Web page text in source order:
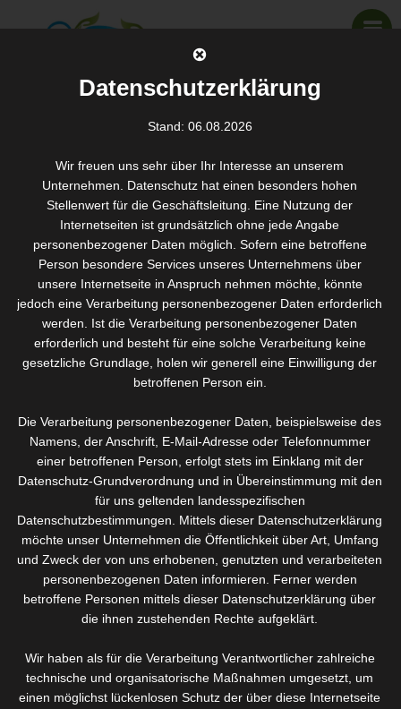
auch in Bühlertal
SANTOS WELLNESS & KOSMETIK> AKTUELLES >
Aufgrund
der starken
Nachfrage
meinen
Service
auch in
anzubieten, habe ich mich nach einer geeigneten Lokation
umgesehen.
Ich freue mich Ihnen ankündigen zu dürfen, dass ich
am 13. Januar in Bühlertal in der Hauptstraße 148
mein Studio eröffne (neben Kaffee Schnurr).
Zu einem kleinen Umtrunk am 13. Januar ab 14 Uhr sind Sie
herzlich eingeladen um auch das Studio und das erweiterte
Angebot kennen zu lernen.
telefonisch, per Whatsapp oder Mail mit mir in Verbindung.
Da ich nach wie vor auch meine Kunden betreue die nicht mehr
Datenschutzerklärung
Stand: 06.08.2026
Wir freuen uns sehr über Ihr Interesse an unserem
Unternehmen. Datenschutz hat einen besonders hohen
Stellenwert für die Geschäftsleitung. Eine Nutzung der
Internetseiten ist grundsätzlich ohne jede Angabe
personenbezogener Daten möglich. Sofern eine betroffene
Person besondere Services unseres Unternehmens über
unsere Internetseite in Anspruch nehmen möchte, könnte
jedoch eine Verarbeitung personenbezogener Daten erforderlich
werden. Ist die Verarbeitung personenbezogener Daten
erforderlich und besteht für eine solche Verarbeitung keine
gesetzliche Grundlage, holen wir generell eine Einwilligung der
betroffenen Person ein.
Die Verarbeitung personenbezogener Daten, beispielsweise des
Namens, der Anschrift, E-Mail-Adresse oder Telefonnummer
einer betroffenen Person, erfolgt stets im Einklang mit der
Datenschutz-Grundverordnung und in Übereinstimmung mit den
für uns geltenden landesspezifischen
Datenschutzbestimmungen. Mittels dieser Datenschutzerklärung
möchte unser Unternehmen die Öffentlichkeit über Art, Umfang
und Zweck der von uns erhobenen, genutzten und verarbeiteten
personenbezogenen Daten informieren. Ferner werden
betroffene Personen mittels dieser Datenschutzerklärung über
die ihnen zustehenden Rechte aufgeklärt.
Wir haben als für die Verarbeitung Verantwortlicher zahlreiche
technische und organisatorische Maßnahmen umgesetzt, um
einen möglichst lückenlosen Schutz der über diese Internetseite